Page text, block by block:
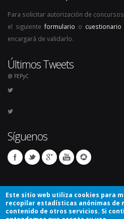
Para solicitar autorización de
el siguiente formulario o cuestionario
encargará de validarlo.
Últimos Tweets
@ FEPyC
Síguenos
Este sitio web utiliza cookies para
recopilar estadísticas anónimas de
contenido de otros servicios. Si